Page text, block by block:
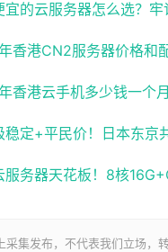
宜的云服务器怎么选？
香港CN2服务器价格和
香港云手机多少钱一个月
稳定+平民价！日本东京
服务器天花板！8核
采集发布，不代表我们立场